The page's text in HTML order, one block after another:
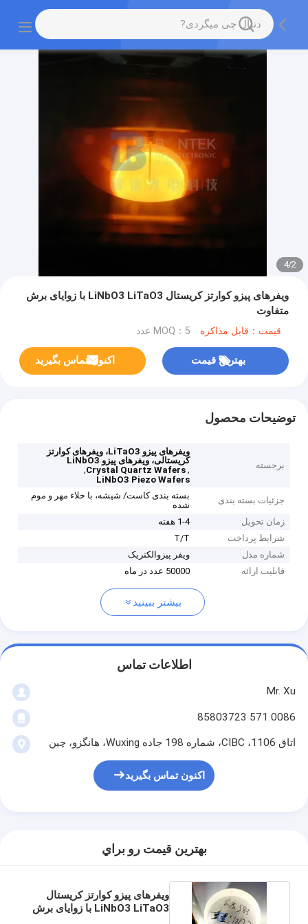
2
/
4
ویفرهای پیزو کوارتز کریستال LiNbO3 LiTaO3 با زوایای برش
متفاوت
قیمت：قابل مذاکره MOQ：5 عدد
بهترین قیمت اکنون تماس بگیرید
توضیحات محصول
برجسته
ویفرهای پیزو LiTaO3، ویفرهای کوارتز
کریستالی، ویفرهای پیزو LiNbO3
,
Crystal Quartz Wafers
,
LiNbO3 Piezo Wafers
جزئیات بسته بندی
بسته بندی کاست/ شیشه، با خلاء مهر و موم
شده
زمان تحویل
1-4 هفته
شرایط پرداخت
T/T
شماره مدل
ویفر پیزوالکتریک
قابلیت ارائه
50000 عدد در ماه
بیشتر ببینید
اطلاعات تماس
Mr. Xu
0086 571 85803723
اتاق 1106، CIBC، شماره 198 جاده Wuxing، هانگزو، چین
اکنون تماس بگیرید
بهترين قيمت رو براي
ویفرهای پیزو کوارتز کریستال
LiNbO3 LiTaO3 با زوایای برش